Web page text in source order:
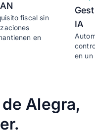
fiscal sin
en
IA
en un
de Alegra,